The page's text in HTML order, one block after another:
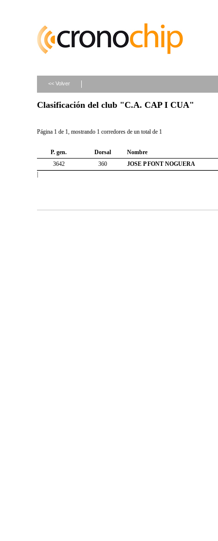
<< Volver
Clasificación del club "C.A. CAP I CUA"
Página 1 de 1, mostrando 1 corredores de un total de 1
P. gen. Dorsal
Nombre
3642
360
JOSE P FONT NOGUERA
|